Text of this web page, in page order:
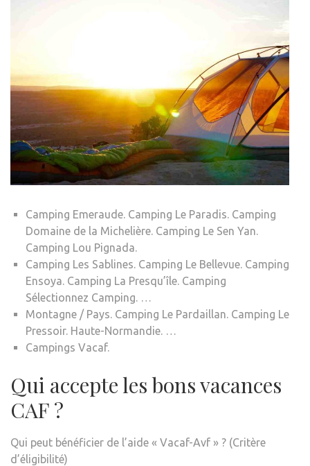
Camping Emeraude. Camping Le Paradis. Camping
Domaine de la Michelière. Camping Le Sen Yan.
Camping Lou Pignada.
Camping Les Sablines. Camping Le Bellevue. Camping
Ensoya. Camping La Presqu’île. Camping
Sélectionnez Camping. …
Montagne / Pays. Camping Le Pardaillan. Camping Le
Pressoir. Haute-Normandie. …
Campings Vacaf.
Qui accepte les bons vacances
CAF ?
Qui peut bénéficier de l’aide « Vacaf-Avf » ? (Critère
d’éligibilité)